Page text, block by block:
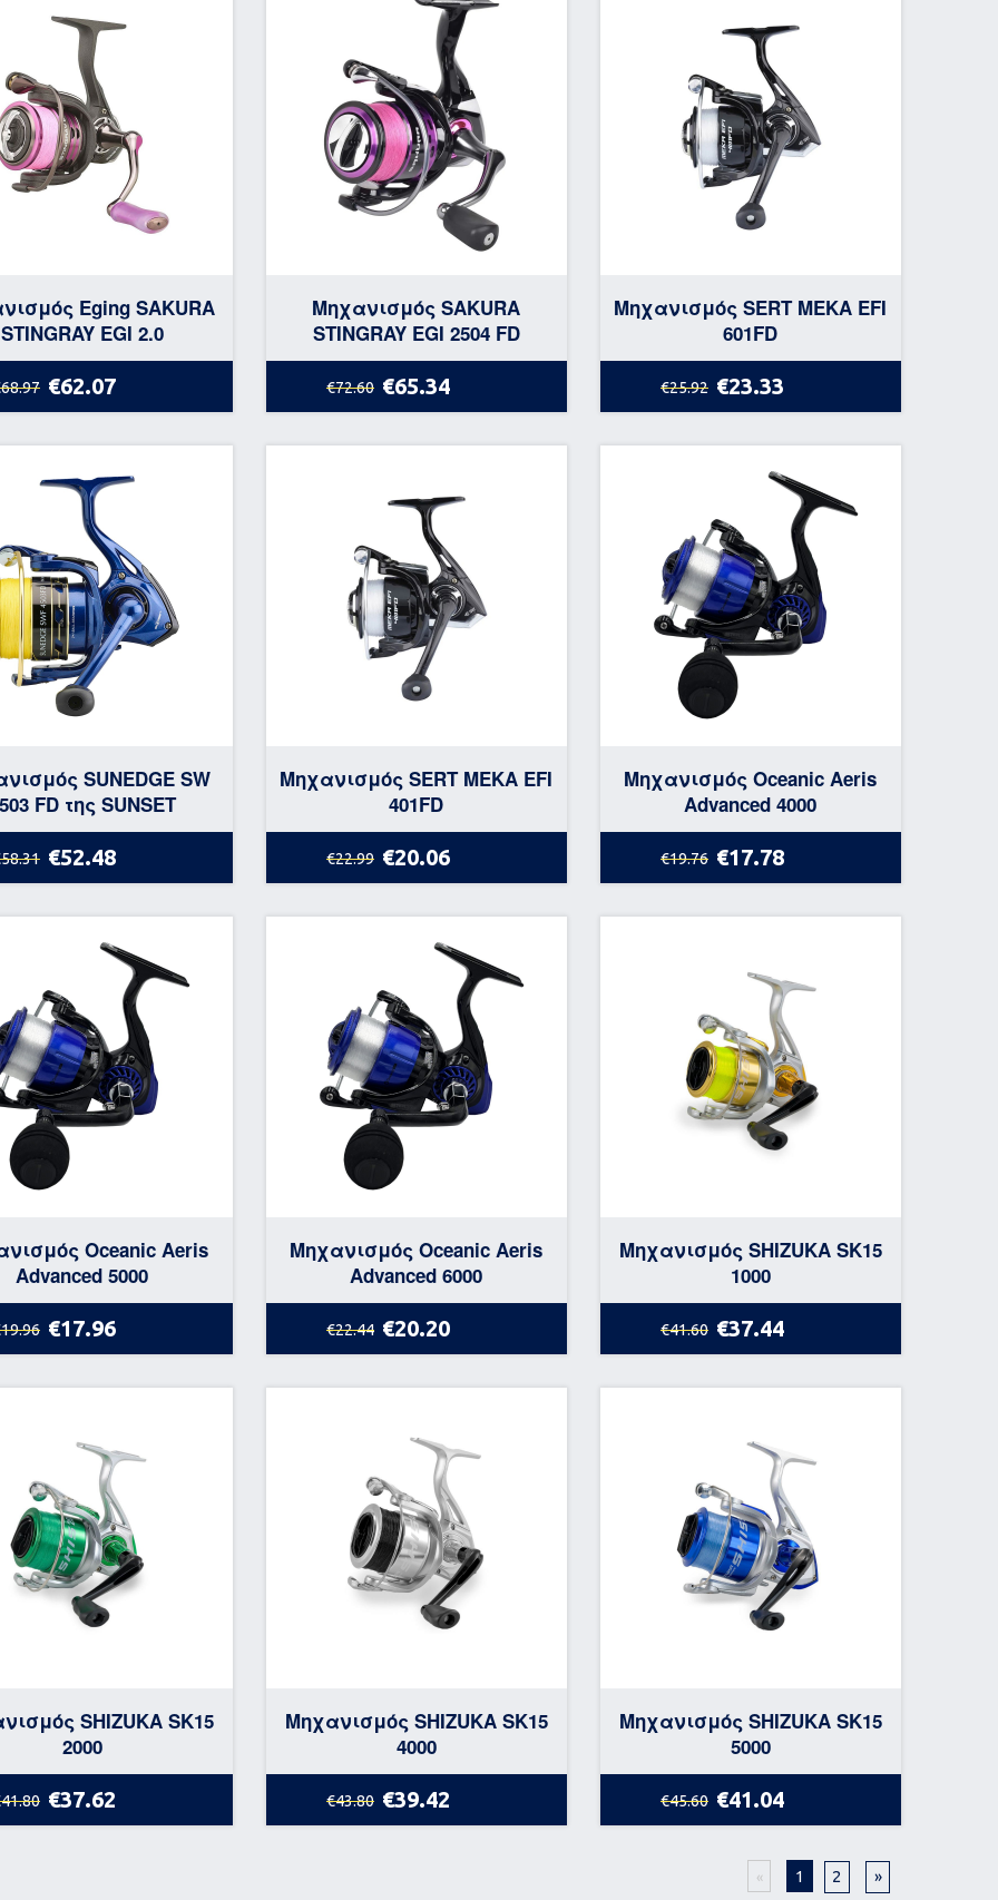
Eging SAKURA
STINGRAY EGI 2.0
€62.07
Μηχανισμός SAKURA
STINGRAY EGI 2504 FD
€72.60 €65.34
Μηχανισμός SERT MEKA EFI
601FD
€25.92 €23.33
SUNEDGE SW
FD της SUNSET
€52.48
Μηχανισμός SERT MEKA EFI
401FD
€22.99 €20.06
Μηχανισμός Oceanic Aeris
Advanced 4000
€19.76 €17.78
Oceanic Aeris
Advanced 5000
€17.96
Μηχανισμός Oceanic Aeris
Advanced 6000
€22.44 €20.20
Μηχανισμός SHIZUKA SK15
1000
€41.60 €37.44
SHIZUKA SK15
2000
€37.62
Μηχανισμός SHIZUKA SK15
4000
€43.80 €39.42
Μηχανισμός SHIZUKA SK15
5000
€45.60 €41.04
« 1 2 »